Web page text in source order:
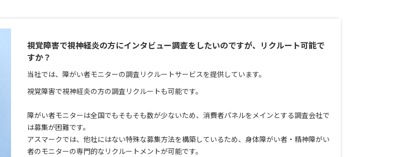
視覚障害で視神経炎の方にインタビュー調査をしたいのですが、リクルート可能で
すか？
当社では、障がい者モニターの調査リクルートサービスを提供しています。
視覚障害で視神経炎の方の調査リクルートも可能です。
障がい者モニターは全国でもそもそも数が少ないため、消費者パネルをメインとする調査会社で
は募集が困難です。
アスマークでは、他社にはない特殊な募集方法を構築しているため、身体障がい者・精神障がい
者のモニターの専門的なリクルートメントが可能です。